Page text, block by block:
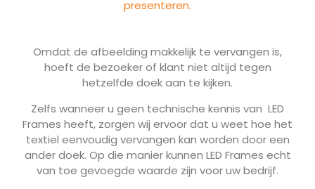
presenteren.
Omdat de afbeelding makkelijk te vervangen is,
hoeft de bezoeker of klant niet altijd tegen
hetzelfde doek aan te kijken.
Zelfs wanneer u geen technische kennis van LED
Frames heeft, zorgen wij ervoor dat u weet hoe het
textiel eenvoudig vervangen kan worden door een
ander doek. Op die manier kunnen LED Frames echt
van toe gevoegde waarde zijn voor uw bedrijf.